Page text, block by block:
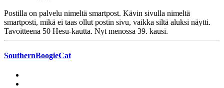
Postilla on palvelu nimeltä smartpost. Kävin sivulla nimeltä
smartposti, mikä ei taas ollut postin sivu, vaikka siltä aluksi näytti.
Tavoitteena 50 Hesu-kautta. Nyt menossa 39. kausi.
SouthernBoogieCat